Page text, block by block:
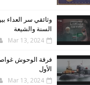
وثائقي سر العداء
السنة والشيعة
Mar 13, 2024
فرقة الوحوش
الأول
Mar 13, 2024